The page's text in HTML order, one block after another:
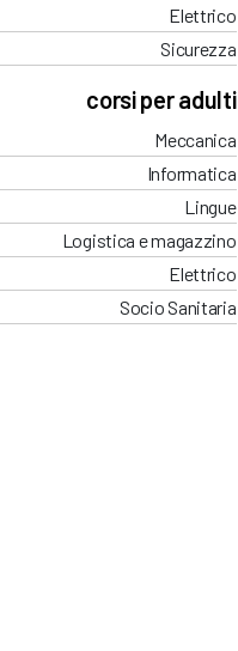
Elettrico
Sicurezza
corsi per adulti
Meccanica
Informatica
Lingue
Logistica e magazzino
Elettrico
Socio Sanitaria